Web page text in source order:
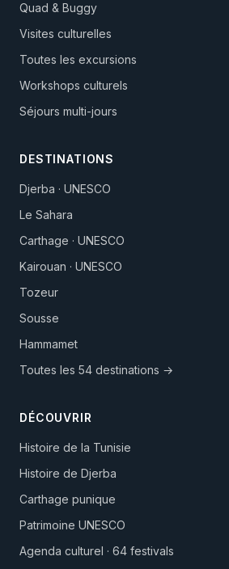
Quad & Buggy
Visites culturelles
Toutes les excursions
Workshops culturels
Séjours multi-jours
DESTINATIONS
Djerba · UNESCO
Le Sahara
Carthage · UNESCO
Kairouan · UNESCO
Tozeur
Sousse
Hammamet
Toutes les 54 destinations →
DÉCOUVRIR
Histoire de la Tunisie
Histoire de Djerba
Carthage punique
Patrimoine UNESCO
Agenda culturel · 64 festivals